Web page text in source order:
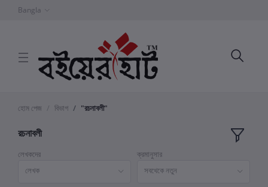
Bangla
হোম পেজ বিভাগ "রচনাবলী"
রচনাবলী
লেখকদের
লেখক
ক্রমানুসার
সবথেকে নতুন